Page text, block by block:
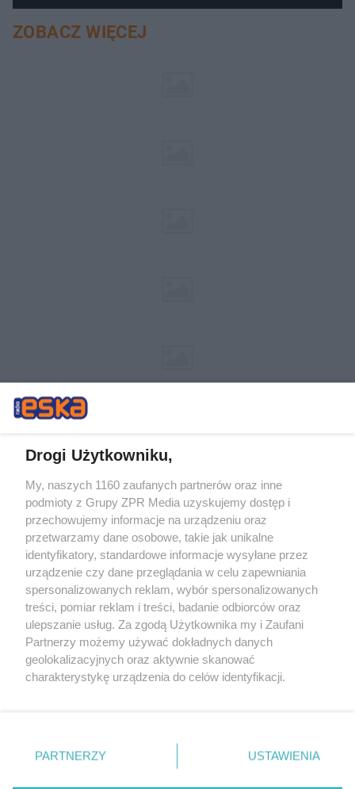
ZOBACZ WIĘCEJ
Żaden utwór zamieszczony w serwisie nie może być powielany i
rozpowszechniany lub dalej rozpowszechniany w jakikolwiek sposób (w
tym także elektroniczny lub mechaniczny) na jakimkolwiek polu
eksploatacji w jakiejkolwiek formie, włącznie z umieszczaniem w
Internecie bez pisemnej zgody właściciela praw. Jakiekolwiek użycie lub
wykorzystanie utworów w całości lub w części z naruszeniem prawa,
tzn. bez właściwej zgody, jest zabronione pod groźbą kary i może być
ścigane prawnie.
© 2026 Grupa ZPR Media
Drogi Użytkowniku,
My, naszych 1160 zaufanych partnerów oraz inne
podmioty z Grupy ZPR Media uzyskujemy dostęp i
przechowujemy informacje na urządzeniu oraz
przetwarzamy dane osobowe, takie jak unikalne
identyfikatory, standardowe informacje wysyłane przez
urządzenie czy dane przeglądania w celu zapewniania
spersonalizowanych reklam, wybór spersonalizowanych
treści, pomiar reklam i treści, badanie odbiorców oraz
ulepszanie usług. Za zgodą Użytkownika my i Zaufani
Partnerzy możemy używać dokładnych danych
geolokalizacyjnych oraz aktywnie skanować
charakterystykę urządzenia do celów identyfikacji.
zmienić/wycofać klikając przycisk ustawień prywatności
znajdujący się w lewym dolnym rogu strony
rodzaje przetwarzania danych nie wymagają zgody
PARTNERZY USTAWIENIA